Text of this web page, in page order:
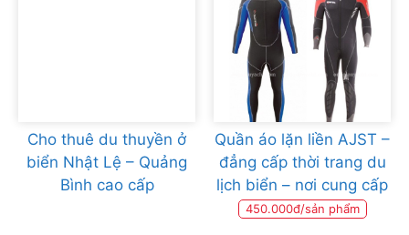
Cho thuê du thuyền ở
biển Nhật Lệ – Quảng
Bình cao cấp
Quần áo lặn liền AJST –
đẳng cấp thời trang du
lịch biển – nơi cung cấp
450.000đ/sản phẩm